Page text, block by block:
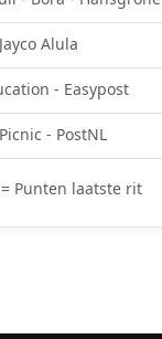
Alula
- Easypost
- PostNL
Punten laatste rit